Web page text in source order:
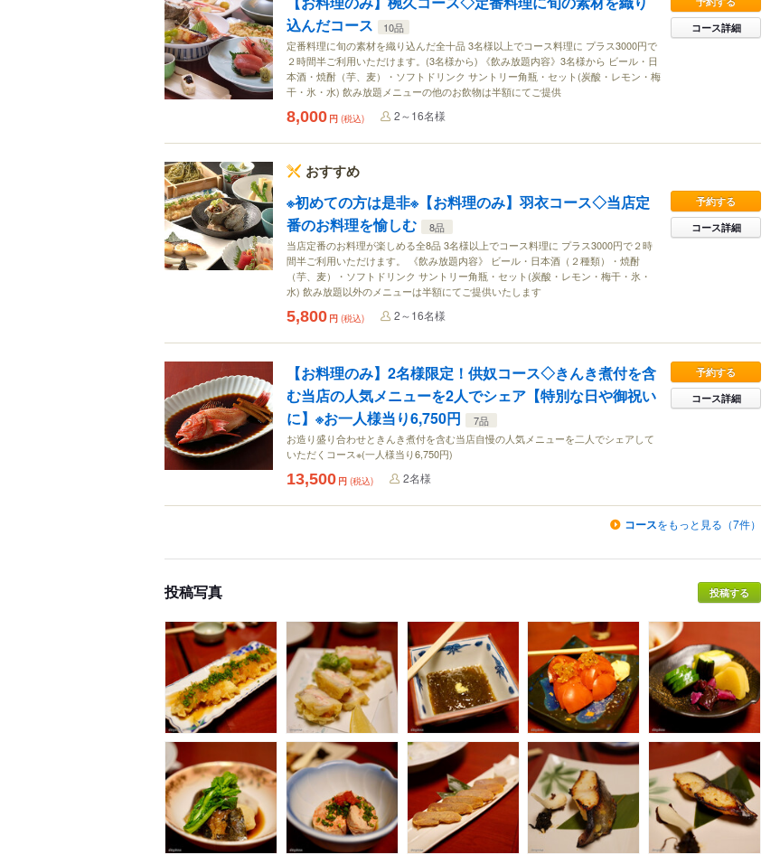
込んだコース
10品
定番料理に旬の素材を織り込んだ全十品 3名様以上でコース料理に プラス3000円で
２時間半ご利用いただけます。(3名様から) 《飲み放題内容》3名様から ビール・日
本酒・焼酎（芋、麦）・ソフトドリンク サントリー角瓶・セット(炭酸・レモン・梅
干・氷・水) 飲み放題メニューの他のお飲物は半額にてご提供
コース詳細
8,000 円 (税込) 2～16名様
おすすめ
※初めての方は是非※【お料理のみ】羽衣コース◇当店定
番のお料理を愉しむ
8品
当店定番のお料理が楽しめる全8品 3名様以上でコース料理に プラス3000円で２時
間半ご利用いただけます。 《飲み放題内容》 ビール・日本酒（２種類）・焼酎
（芋、麦）・ソフトドリンク サントリー角瓶・セット(炭酸・レモン・梅干・氷・
水) 飲み放題以外のメニューは半額にてご提供いたします
予約する
コース詳細
5,800 円 (税込) 2～16名様
【お料理のみ】2名様限定！供奴コース◇きんき煮付を含
む当店の人気メニューを2人でシェア【特別な日や御祝い
に】※お一人様当り6,750円
7品
お造り盛り合わせときんき煮付を含む当店自慢の人気メニューを二人でシェアして
いただくコース※(一人様当り6,750円)
予約する
コース詳細
13,500 円 (税込) 2名様
コースをもっと見る（7件）
投稿写真 投稿する